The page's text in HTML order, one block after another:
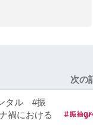
次の
タル #振
禍における